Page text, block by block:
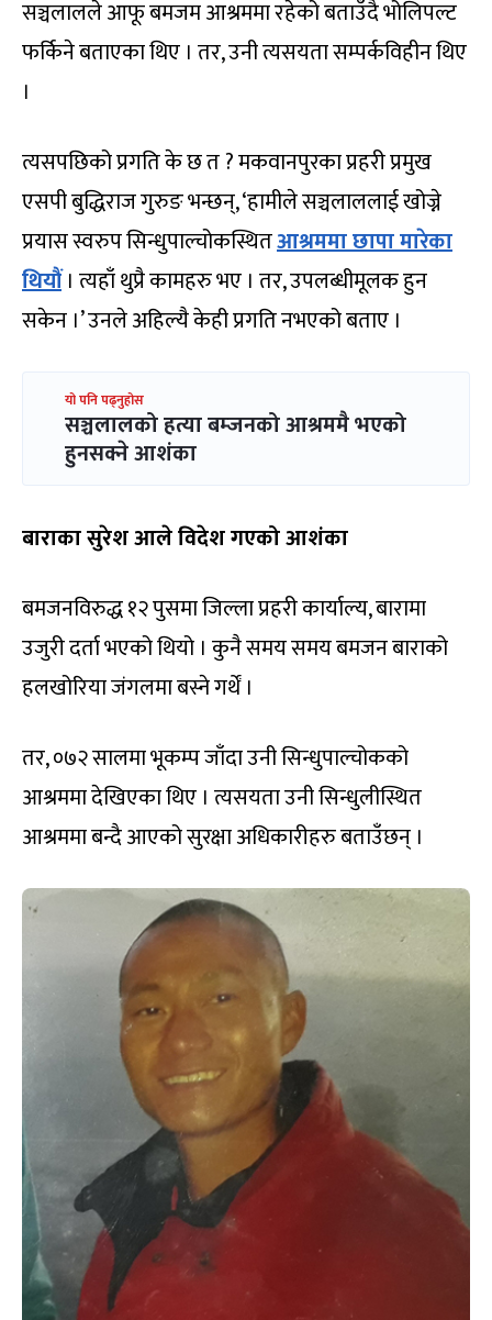
सञ्चलालले आफू बमजम आश्रममा रहेको बताउँदै भोलिपल्ट
फर्किने बताएका थिए । तर, उनी त्यसयता सम्पर्कविहीन थिए
।
त्यसपछिको प्रगति के छ त ? मकवानपुरका प्रहरी प्रमुख
एसपी बुद्धिराज गुरुङ भन्छन्, ‘हामीले सञ्चलाललाई खोज्ने
प्रयास स्वरुप सिन्धुपाल्चोकस्थितआश्रममा छापा मारेका
थियौं। त्यहाँ थुप्रै कामहरु भए । तर, उपलब्धीमूलक हुन
सकेन ।’ उनले अहिल्यै केही प्रगति नभएको बताए ।
यो पनि पढ्नुहोस
सञ्चलालको हत्या बम्जनको आश्रममै भएको
हुनसक्ने आशंका
बाराका सुरेश आले विदेश गएको आशंका
बमजनविरुद्ध १२ पुसमा जिल्ला प्रहरी कार्याल्य, बारामा
उजुरी दर्ता भएको थियो । कुनै समय समय बमजन बाराको
हलखोरिया जंगलमा बस्ने गर्थें ।
तर, ०७२ सालमा भूकम्प जाँदा उनी सिन्धुपाल्चोकको
आश्रममा देखिएका थिए । त्यसयता उनी सिन्धुलीस्थित
आश्रममा बन्दै आएको सुरक्षा अधिकारीहरु बताउँछन् ।